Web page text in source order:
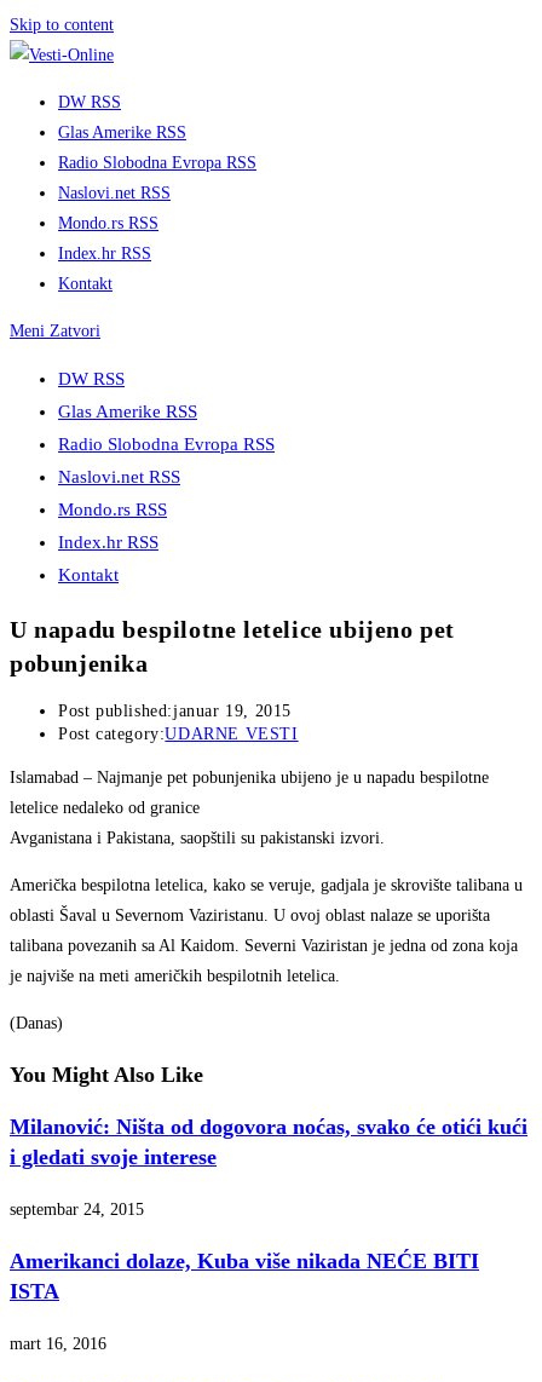
Skip to content
DW RSS
Glas Amerike RSS
Radio Slobodna Evropa RSS
Naslovi.net RSS
Mondo.rs RSS
Index.hr RSS
Kontakt
Meni Zatvori
DW RSS
Glas Amerike RSS
Radio Slobodna Evropa RSS
Naslovi.net RSS
Mondo.rs RSS
Index.hr RSS
Kontakt
U napadu bespilotne letelice ubijeno pet
pobunjenika
Post published:januar 19, 2015
Post category:UDARNE VESTI
Islamabad – Najmanje pet pobunjenika ubijeno je u napadu bespilotne
letelice nedaleko od granice
Avganistana i Pakistana, saopštili su pakistanski izvori.
Američka bespilotna letelica, kako se veruje, gadjala je skrovište talibana u
oblasti Šaval u Severnom Vaziristanu. U ovoj oblast nalaze se uporišta
talibana povezanih sa Al Kaidom. Severni Vaziristan je jedna od zona koja
je najviše na meti američkih bespilotnih letelica.
(Danas)
You Might Also Like
Milanović: Ništa od dogovora noćas, svako će otići kući
i gledati svoje interese
septembar 24, 2015
Amerikanci dolaze, Kuba više nikada NEĆE BITI
ISTA
mart 16, 2016